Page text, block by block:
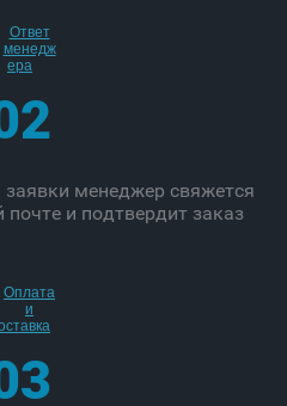
менеджер свяжется
и подтвердит заказ